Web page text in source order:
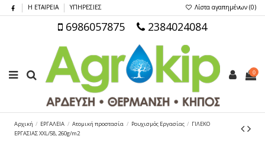
Η ΕΤΑΙΡΕΙΑ ΥΠΗΡΕΣΙΕΣ Λίστα αγαπημένων (0)
6986057875 2384024084
0
Αρχική ΕΡΓΑΛΕΙΑ Ατομική προστασία Ρουχισμός Εργασίας
ΓΙΛΕΚΟ
ΕΡΓΑΣΙΑΣ XXL/58, 260g/m2